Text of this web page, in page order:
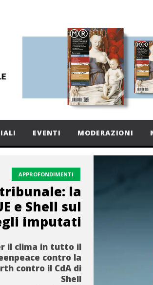
EVENTI MODERAZIONI
APPROFONDIMENTI
la
e Shell sul
imputati
il clima in tutto il
contro la
contro il CdA di
Shell